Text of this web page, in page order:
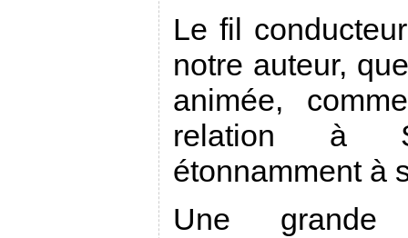
Le fil
notre auteur,
animée,
relation à
étonnamment à
Une grande